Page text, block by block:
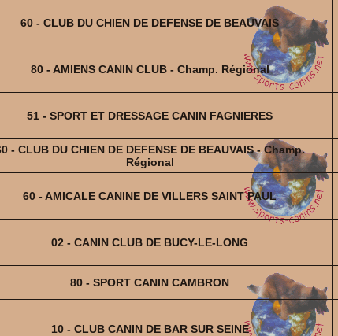
60 - CLUB DU CHIEN DE DEFENSE DE BEAUVAIS
80 - AMIENS CANIN CLUB - Champ. Régional
51 - SPORT ET DRESSAGE CANIN FAGNIERES
- CLUB DU CHIEN DE DEFENSE DE BEAUVAIS - Champ.
Régional
60 - AMICALE CANINE DE VILLERS SAINT PAUL
02 - CANIN CLUB DE BUCY-LE-LONG
80 - SPORT CANIN CAMBRON
10 - CLUB CANIN DE BAR SUR SEINE